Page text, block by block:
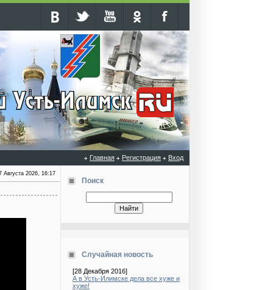
Главная Регистрация Вход
Августа 2026, 16:17
Поиск
Случайная новость
[28 Декабря 2016]
А в Усть-Илимске дела все хуже и
хуже!